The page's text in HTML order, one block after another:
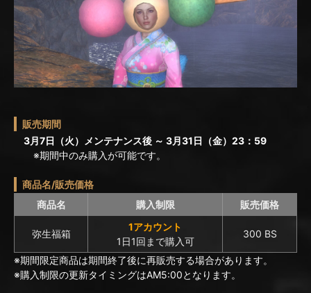
販売期間
3月7日（火）メンテナンス後 ～ 3月31日（金）23：59
※期間中のみ購入が可能です。
商品名/販売価格
商品名
購入制限 販売価格
弥生福箱
1アカウント
1日1回まで購入可
300 BS
※期間限定商品は期間終了後に再販売する場合があります。
※購入制限の更新タイミングはAM5:00となります。